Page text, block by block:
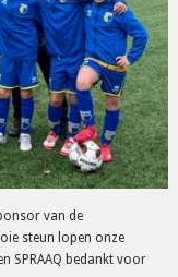
van de
steun lopen onze
SPRAAQ bedankt voor